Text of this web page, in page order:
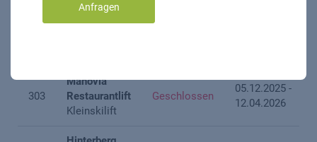
Kabinenbahn
303
Manovia
Restaurantlift
Kleinskilift
Geschlossen
05.12.2025 -
12.04.2026
Anfragen